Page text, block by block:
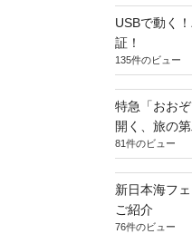
USBで動く
証！
135件のビュー
特急「おお
開く、旅の
81件のビュー
新日本海フ
ご紹介
76件のビュー